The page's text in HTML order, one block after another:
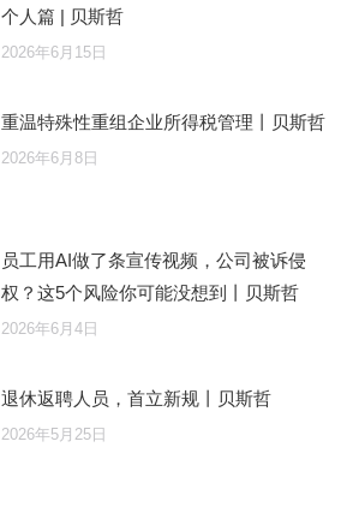
个人篇 | 贝斯哲
2026年6月15日
重温特殊性重组企业所得税管理丨贝斯哲
2026年6月8日
员工用AI做了条宣传视频，公司被诉侵
权？这5个风险你可能没想到丨贝斯哲
2026年6月4日
退休返聘人员，首立新规丨贝斯哲
2026年5月25日